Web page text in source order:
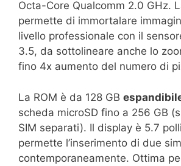
Octa-Core Qualcomm 2.0 GHz.
permette di immortalare
livello professionale con il
3.5, da sottolineare anche lo
fino 4x aumento del numero di
La ROM è da 128 GB
scheda microSD fino a 256 GB
SIM separati). Il display è 5.7
permette l’inserimento di due sim
contemporaneamente. Ottima